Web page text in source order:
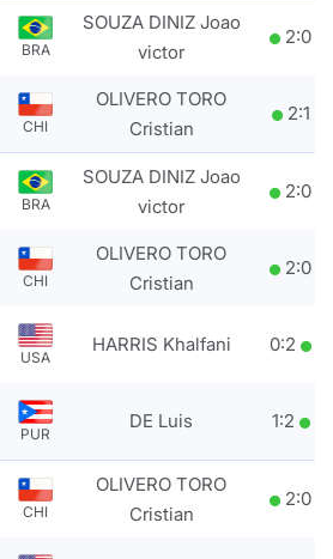
BRA
SOUZA DINIZ Joao
victor
2:0
CHI
OLIVERO TORO
Cristian
2:1
BRA
SOUZA DINIZ Joao
victor
2:0
CHI
OLIVERO TORO
Cristian
2:0
USA
HARRIS Khalfani 0:2
PUR
DE Luis 1:2
CHI
OLIVERO TORO
Cristian
2:0